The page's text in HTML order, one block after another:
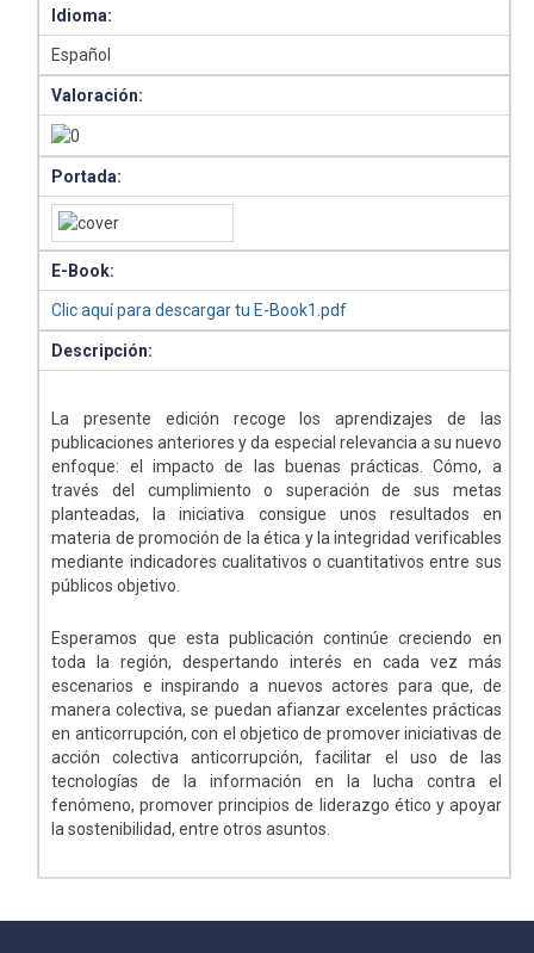
Idioma:
Español
Valoración:
Portada:
E-Book:
Clic aquí para descargar tu E-Book1.pdf
Descripción:
La presente edición recoge los aprendizajes de las
publicaciones anteriores y da especial relevancia a su nuevo
enfoque: el impacto de las buenas prácticas. Cómo, a
través del cumplimiento o superación de sus metas
planteadas, la iniciativa consigue unos resultados en
materia de promoción de la ética y la integridad verificables
mediante indicadores cualitativos o cuantitativos entre sus
públicos objetivo.
Esperamos que esta publicación continúe creciendo en
toda la región, despertando interés en cada vez más
escenarios e inspirando a nuevos actores para que, de
manera colectiva, se puedan afianzar excelentes prácticas
en anticorrupción, con el objetico de promover iniciativas de
acción colectiva anticorrupción, facilitar el uso de las
tecnologías de la información en la lucha contra el
fenómeno, promover principios de liderazgo ético y apoyar
la sostenibilidad, entre otros asuntos.